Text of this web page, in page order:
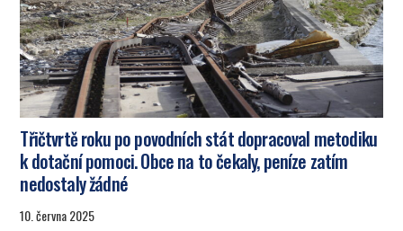
Třičtvrtě roku po povodních stát dopracoval metodiku
k dotační pomoci. Obce na to čekaly, peníze zatím
nedostaly žádné
10. června 2025